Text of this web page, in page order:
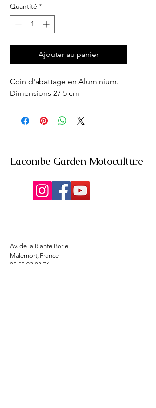
Quantité *
Ajouter au panier
Coin d'abattage en Aluminium.
Dimensions 27 5 cm
Lacombe Garden Motoculture
Av. de la Riante Borie,
Malemort, France
05 55 92 02 76